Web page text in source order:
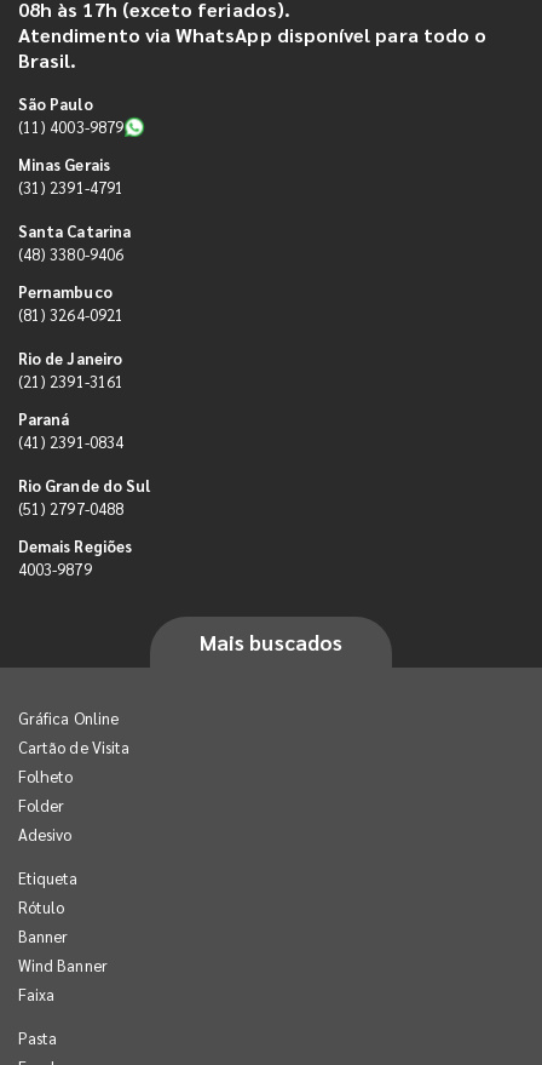
08h às 17h (exceto feriados).
Atendimento via WhatsApp disponível para todo o
Brasil.
São Paulo
(11) 4003-9879
Minas Gerais
(31) 2391-4791
Santa Catarina
(48) 3380-9406
Pernambuco
(81) 3264-0921
Rio de Janeiro
(21) 2391-3161
Paraná
(41) 2391-0834
Rio Grande do Sul
(51) 2797-0488
Demais Regiões
4003-9879
Mais buscados
Gráfica Online
Cartão de Visita
Folheto
Folder
Adesivo
Etiqueta
Rótulo
Banner
Wind Banner
Faixa
Pasta